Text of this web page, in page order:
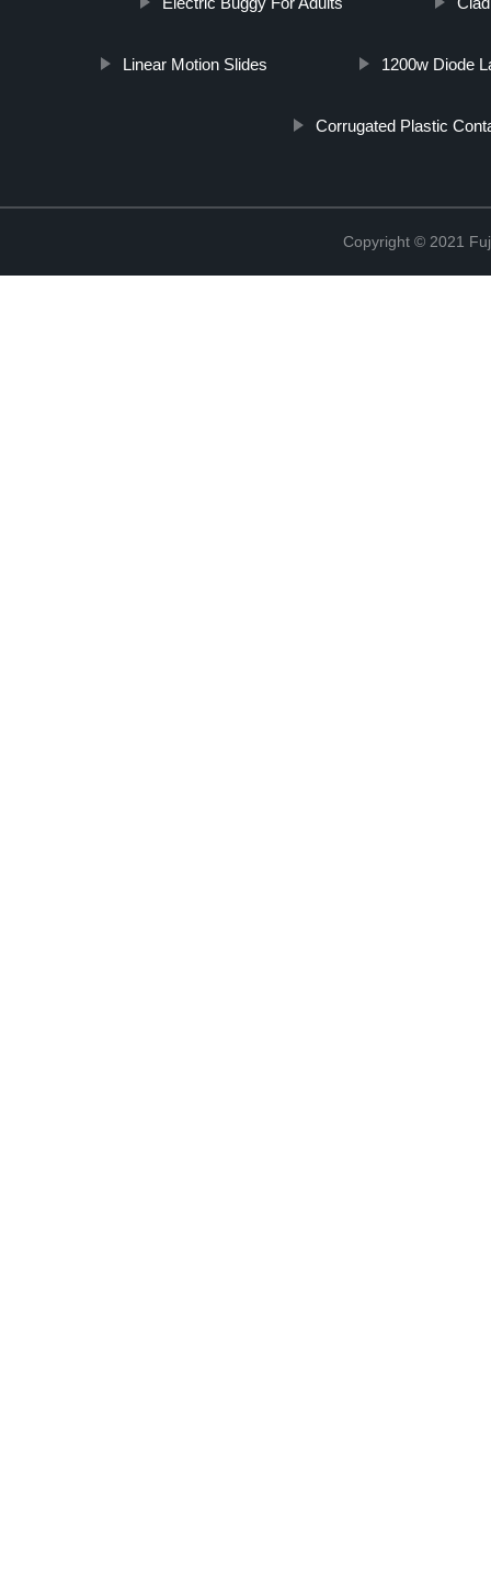
Linear Motion Slides 1200w Diode
Corrugated Plastic
Copyright © 2021